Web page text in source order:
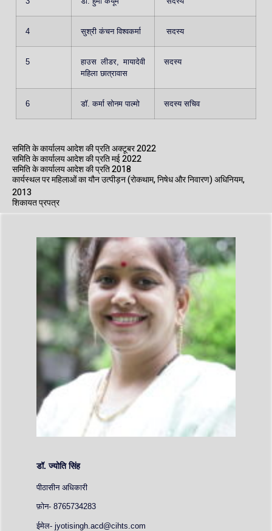
4 सुश्री कंचन विश्वकर्मा सदस्य
5
हाउस लीडर, मायादेवी
महिला छात्रावास
सदस्य
6 डॉ. कर्मा सोनम पाल्मो सदस्य सचिव
समिति के कार्यालय आदेश की प्रति अक्टूबर 2022
समिति के कार्यालय आदेश की प्रति मई 2022
समिति के कार्यालय आदेश की प्रति 2018
कार्यस्थल पर महिलाओं का यौन उत्पीड़न (रोकथाम, निषेध और निवारण) अधिनियम,
2013
शिकायत प्रपत्र
डॉ. ज्योति सिंह
पीठासीन अधिकारी
फ़ोन- 8765734283
ईमेल- jyotisingh.acd@cihts.com